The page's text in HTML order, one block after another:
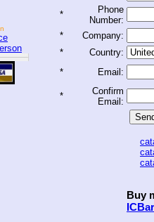
*
Phone
Number:
*
Company:
*
Country:
*
Email:
*
Confirm
Email:
Buy